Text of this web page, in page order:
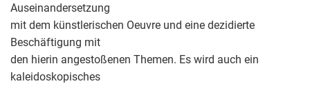
Auseinandersetzung
mit dem künstlerischen Oeuvre und eine dezidierte
Beschäftigung mit
den hierin angestoßenen Themen. Es wird auch ein
kaleidoskopisches